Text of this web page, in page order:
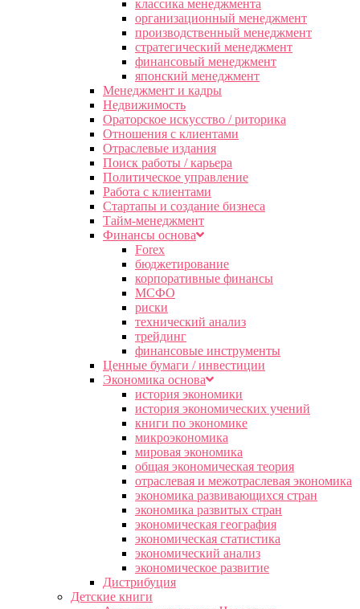
классика менеджмента
организационный менеджмент
производственный менеджмент
стратегический менеджмент
финансовый менеджмент
японский менеджмент
Менеджмент и кадры
Недвижимость
Ораторское искусство / риторика
Отношения с клиентами
Отраслевые издания
Поиск работы / карьера
Политическое управление
Работа с клиентами
Стартапы и создание бизнеса
Тайм-менеджмент
Финансы основа
Forex
бюджетирование
корпоративные финансы
МСФО
риски
технический анализ
трейдинг
финансовые инструменты
Ценные бумаги / инвестиции
Экономика основа
история экономики
история экономических учений
книги по экономике
микроэкономика
мировая экономика
общая экономическая теория
отраслевая и межотраслевая экономика
экономика развивающихся стран
экономика развитых стран
экономическая география
экономическая статистика
экономический анализ
экономическое развитие
Дистрибуция
Детские книги